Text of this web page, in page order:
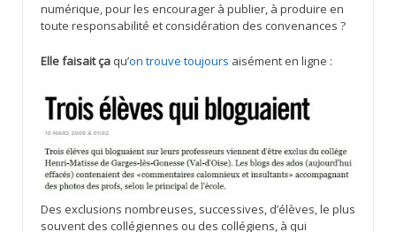
numérique, pour les encourager à publier, à produire en
toute responsabilité et considération des convenances ?
Elle faisait ça qu’on trouve toujours aisément en ligne :
Des exclusions nombreuses, successives, d’élèves, le plus
souvent des collégiennes ou des collégiens, à qui